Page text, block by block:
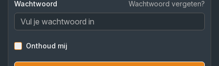
Wachtwoord Wachtwoord vergeten?
Onthoud mij